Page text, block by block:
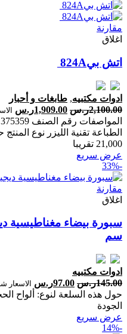
مقارنة
اغلاق
اتش بي‎‎ ‎824‎A‎
ادوات مكتبيه, طابغات و أحبار
2,100.00ر.س 1,909.00ر.س
‎21‎,‎000‎ تقريبا‎
عرض سريع
-33%
مقارنة
اغلاق
سم
ادوات مكتبيه
145.00ر.س 97.00ر.س الاسعار
الجودة
عرض سريع
-14%